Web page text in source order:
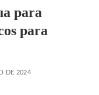
para
para
DE 2024